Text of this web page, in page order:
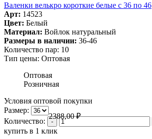
Валенки велькро короткие белые с 36 по 46
Арт: 14523
Цвет: Белый
Материал: Войлок натуральный
Размеры в наличии: 36-46
Количество пар: 10
Тип цены: Оптовая
Оптовая
Розничная
Условия оптовой покупки
Размер:
2388,00₽
Количество:
купить в 1 клик